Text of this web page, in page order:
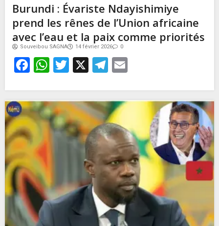
Burundi : Évariste Ndayishimiye
prend les rênes de l’Union africaine
avec l’eau et la paix comme priorités
Souveibou SAGNA 14 février 2026 0
Facebook
WhatsApp
Twitter
X Telegram